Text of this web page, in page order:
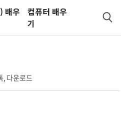
배우
컴퓨터 배우
기
검
, 다운로드